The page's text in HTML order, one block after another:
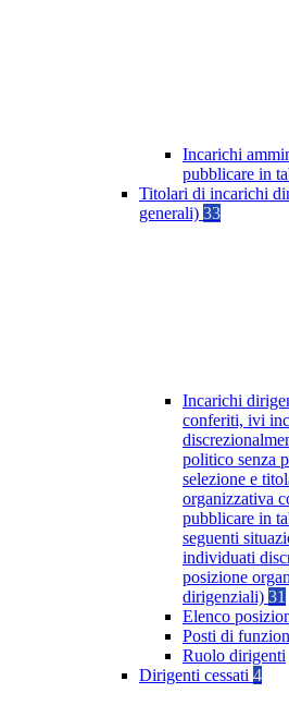
Incarichi
pubblicare in
Titolari di incarichi
generali) 33
Incarichi
conferiti, ivi
politico senza
selezione e
organizzativa
pubblicare in
seguenti
individuati
posizione
dirigenziali) 31
Elenco
Posti di
Ruolo dirigenti
Dirigenti cessati 4